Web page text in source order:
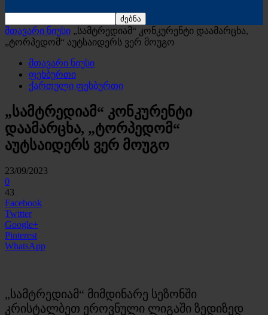
მთავარი ნიუსი „სამტრედიამ“ კონკურენტი დაამარცხა,
„ტორპედომ“ აუტსაიდერს ვერ მოუგო
მთავარი ნიუსი
ფეხბურთი
ქართული ფეხბურთი
„სამტრედიამ“ კონკურენტი
დაამარცხა, „ტორპედომ“
აუტსაიდერს ვერ მოუგო
23/09/2023
0
43
Facebook
Twitter
Google+
Pinterest
WhatsApp
„სამტრედიამ“ მიმდინარე სეზონში
კრისტალბეთ ეროვნული ლიგაში ზედიზედ